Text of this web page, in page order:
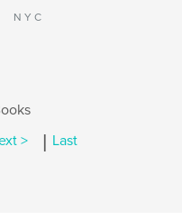
N Y C
> | Last